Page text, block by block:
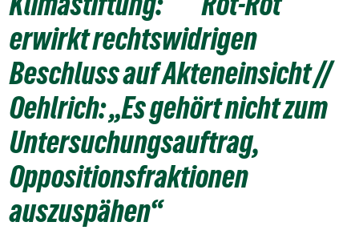
erwirkt rechtswidrigen
Beschluss auf Akteneinsicht //
Oehlrich: „Es gehört nicht zum
Untersuchungsauftrag,
Oppositionsfraktionen
auszuspähen“